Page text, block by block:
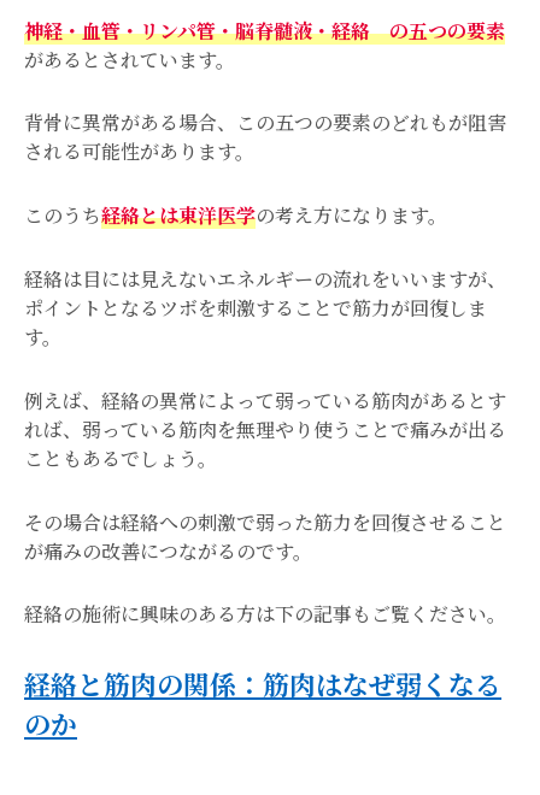
神経・血管・リンパ管・脳脊髄液・経絡 の五つの要素
があるとされています。
背骨に異常がある場合、この五つの要素のどれもが阻害
される可能性があります。
このうち経絡とは東洋医学の考え方になります。
経絡は目には見えないエネルギーの流れをいいますが、
ポイントとなるツボを刺激することで筋力が回復しま
す。
例えば、経絡の異常によって弱っている筋肉があるとす
れば、弱っている筋肉を無理やり使うことで痛みが出る
こともあるでしょう。
その場合は経絡への刺激で弱った筋力を回復させること
が痛みの改善につながるのです。
経絡の施術に興味のある方は下の記事もご覧ください。
経絡と筋肉の関係：筋肉はなぜ弱くなる
のか